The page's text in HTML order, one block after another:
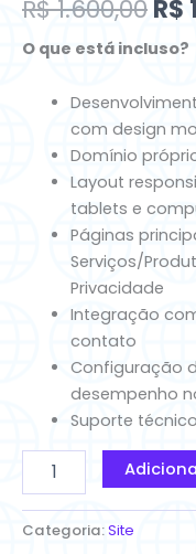
R$1.600,00R$
O que está incluso?
com design
Domínio
Layout
tablets e
Páginas
Serviços/
Privacidade
Integração
contato
Configuração
desempenho
Suporte
Categoria:Site